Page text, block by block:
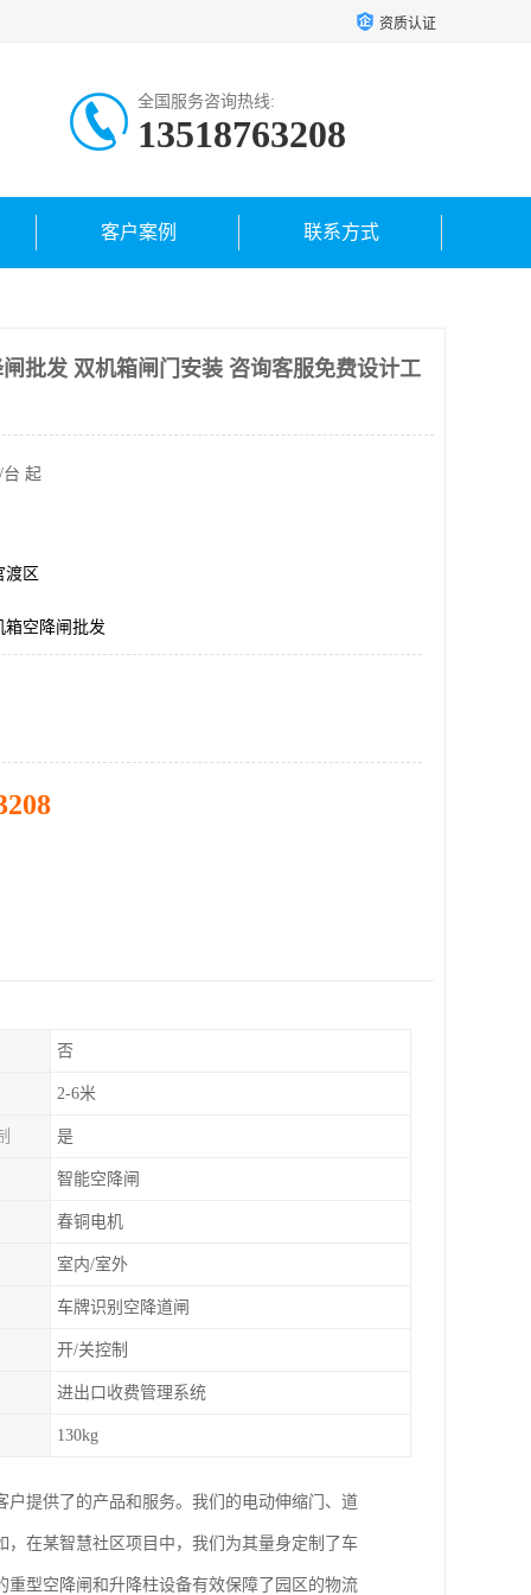
资质认证
全国服务咨询热线:
13518763208
客户案例 联系方式
批发 双机箱闸门安装 咨询客服免费设计工
起
渡区
箱空降闸批发
否
2-6米
是
智能空降闸
春铜电机
室内/室外
车牌识别空降道闸
开/关控制
进出口收费管理系统
130kg
提供了的产品和服务。我们的电动伸缩门、道
在某智慧社区项目中，我们为其量身定制了车
型空降闸和升降柱设备有效保障了园区的物流